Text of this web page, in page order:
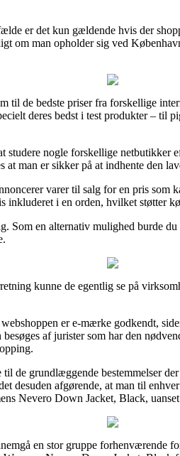
er det kun gældende hvis der
om man opholder sig ved
til de bedste priser fra forskellige
deres bedst i test produkter – til
nogle forskellige netbutikker
man er sikker på at indhente den
varer til salg for en pris
i en orden, hvilket støtter
Som en alternativ mulighed burde
kunne de egentlig se på
er e-mærke godkendt,
af jurister som har den
de grundlæggende bestemmelser
desuden afgørende, at man til
Nevero Down Jacket, Black,
en stor gruppe forhenværende